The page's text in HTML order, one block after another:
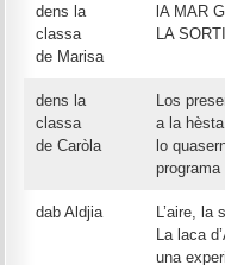
dens la
classa
de Marisa
lA MAR
LA
dens la
classa
de Caròla
Los
a la
lo
dab Aldjia
L’aire,
La laca
una